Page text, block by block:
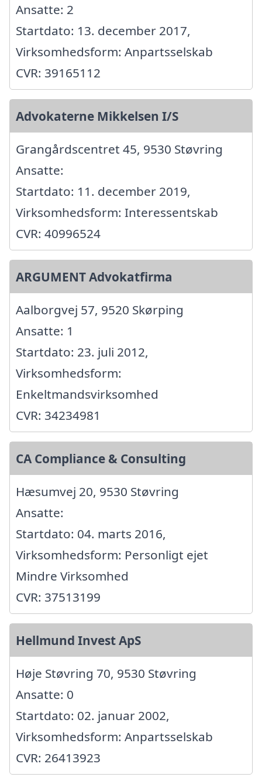
Ansatte: 2
Startdato: 13. december 2017,
Virksomhedsform: Anpartsselskab
CVR: 39165112
Advokaterne Mikkelsen I/S
Grangårdscentret 45, 9530 Støvring
Ansatte:
Startdato: 11. december 2019,
Virksomhedsform: Interessentskab
CVR: 40996524
ARGUMENT Advokatfirma
Aalborgvej 57, 9520 Skørping
Ansatte: 1
Startdato: 23. juli 2012,
Virksomhedsform:
Enkeltmandsvirksomhed
CVR: 34234981
CA Compliance & Consulting
Hæsumvej 20, 9530 Støvring
Ansatte:
Startdato: 04. marts 2016,
Virksomhedsform: Personligt ejet
Mindre Virksomhed
CVR: 37513199
Hellmund Invest ApS
Høje Støvring 70, 9530 Støvring
Ansatte: 0
Startdato: 02. januar 2002,
Virksomhedsform: Anpartsselskab
CVR: 26413923